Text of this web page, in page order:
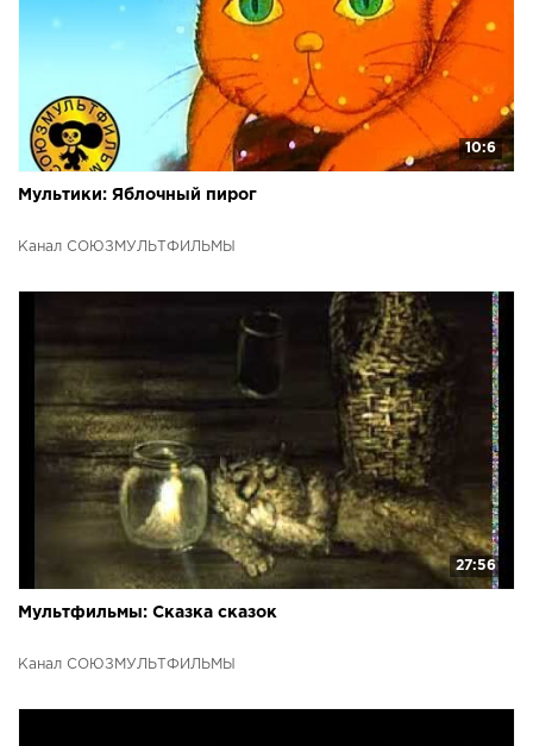
10:6
Мультики: Яблочный пирог
Канал СОЮЗМУЛЬТФИЛЬМЫ
27:56
Мультфильмы: Сказка сказок
Канал СОЮЗМУЛЬТФИЛЬМЫ